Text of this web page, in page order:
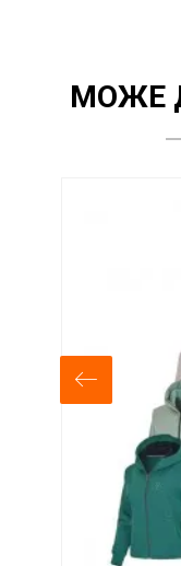
МОЖЕ